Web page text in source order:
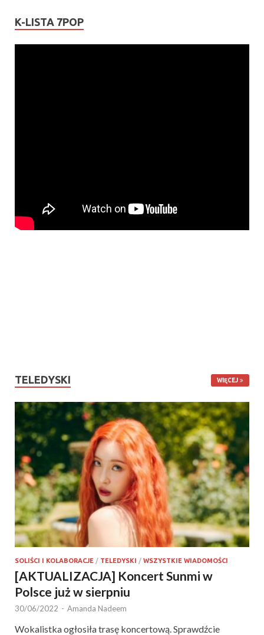
K-LISTA 7POP
TELEDYSKI WIĘCEJ
SOLIŚCI I KOLABORACJE / TELEDYSKI / WSZYSTKIE WIADOMOŚCI
[AKTUALIZACJA] Koncert Sunmi w
Polsce już w sierpniu
30/06/2022 - Amanda Nadeem
Wokalistka ogłosiła trasę koncertową. Sprawdźcie